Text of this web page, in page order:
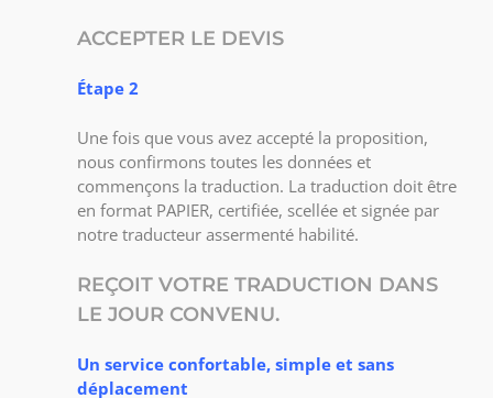
ACCEPTER LE DEVIS
Étape 2
Une fois que vous avez accepté la proposition,
nous confirmons toutes les données et
commençons la traduction. La traduction doit être
en format PAPIER, certifiée, scellée et signée par
notre traducteur assermenté habilité.
REÇOIT VOTRE TRADUCTION DANS
LE JOUR CONVENU.
Un service confortable, simple et sans
déplacement